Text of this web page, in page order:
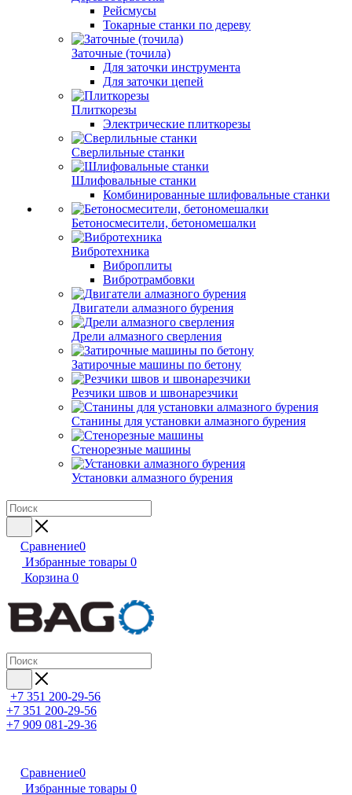
Рейсмусы
Токарные станки по дереву
Заточные (точила)
Для заточки инструмента
Для заточки цепей
Плиткорезы
Электрические плиткорезы
Сверлильные станки
Шлифовальные станки
Комбинированные шлифовальные станки
Бетоносмесители, бетономешалки
Вибротехника
Виброплиты
Вибротрамбовки
Двигатели алмазного бурения
Дрели алмазного сверления
Затирочные машины по бетону
Резчики швов и швонарезчики
Станины для установки алмазного бурения
Стенорезные машины
Установки алмазного бурения
Сравнение0
Избранные товары 0
Корзина 0
+7 351 200-29-56
+7 351 200-29-56
+7 909 081-29-36
Сравнение0
Избранные товары 0